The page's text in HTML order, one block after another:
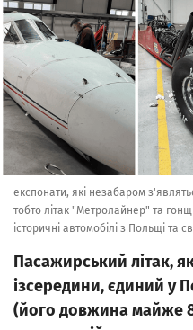
експонати, які незабаром
тобто літак "Метролайнер" та
історичні автомобілі з Польщі та
Пасажирський літак,
ізсередини, єдиний у
(його довжина майже